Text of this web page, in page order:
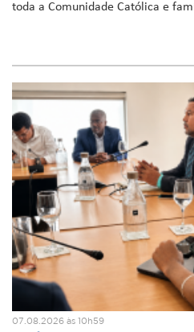
toda a Comunidade Católica e
07.08.2026 às 10h59